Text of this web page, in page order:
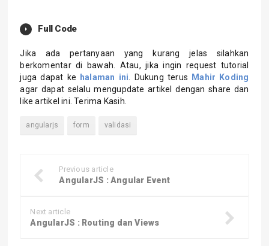
Full Code
Jika ada pertanyaan yang kurang jelas silahkan
berkomentar di bawah. Atau, jika ingin request tutorial
juga dapat ke
halaman ini . Dukung terus
Mahir Koding
agar dapat selalu mengupdate artikel dengan share dan
like artikel ini. Terima Kasih.
angularjs form validasi
Previous article
AngularJS : Angular Event
Next article
AngularJS : Routing dan Views